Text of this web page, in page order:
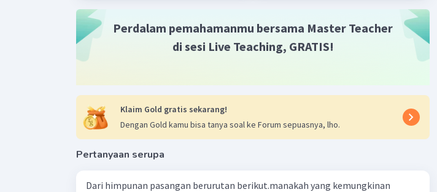
Perdalam pemahamanmu bersama Master Teacher
di sesi Live Teaching, GRATIS!
Klaim Gold gratis sekarang!
Dengan Gold kamu bisa tanya soal ke Forum sepuasnya, lho.
Pertanyaan serupa
Dari himpunan pasangan berurutan berikut.manakah yang kemungkinan